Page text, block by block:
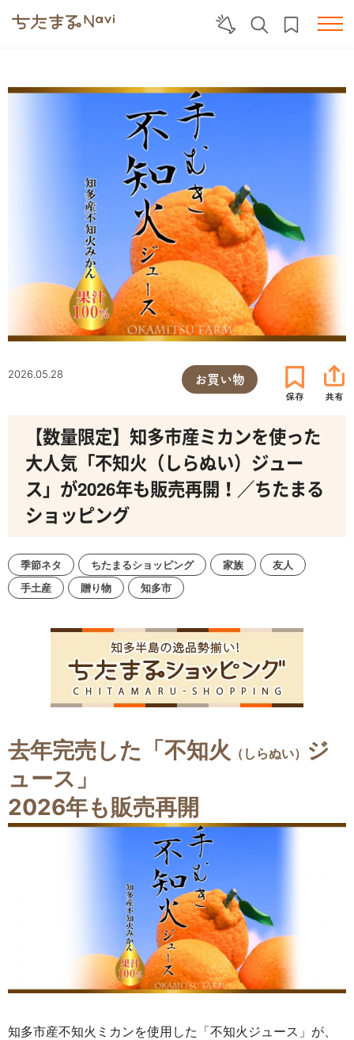
2026.05.28 お買い物
【数量限定】知多市産ミカンを使った
大人気「不知火（しらぬい）ジュー
ス」が2026年も販売再開！／ちたまる
ショッピング
季節ネタ ちたまるショッピング 家族
友人
手土産
贈り物 知多市
去年完売した「不知火 （しらぬい） ジ
ュース」
2026年も販売再開
知多市産不知火ミカンを使用した「不知火ジュース」 が、